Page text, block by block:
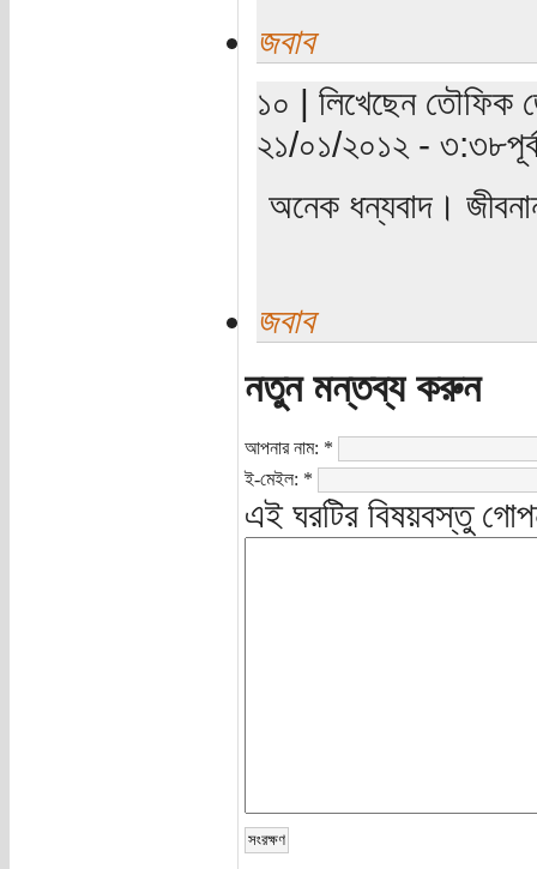
জবাব
১০ | লিখেছেন তৌফিক
২১/০১/২০১২ -
অনেক ধন্যবাদ।
জবাব
নতুন মন্তব্য করুন
আপনার নাম: *
ই-মেইল: *
এই ঘরটির বিষয়বস্তু